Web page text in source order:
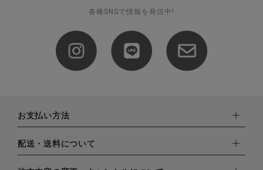
各種SNSで情報を発信中!
お支払い方法
下記お支払い方法よりお選びいただけます。
・クレジットカード（VISA,mastercard,JCB,AMERICAN
配送・送料について